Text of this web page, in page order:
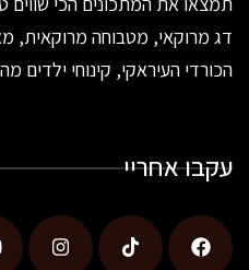
דג מרוקאי, מטבוחה מרוקאית,
הכורדי העיראקי, קינוחי ילדים
עקבו אחריי